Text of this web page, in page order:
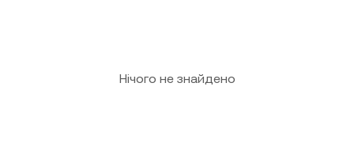
Нічого не знайдено